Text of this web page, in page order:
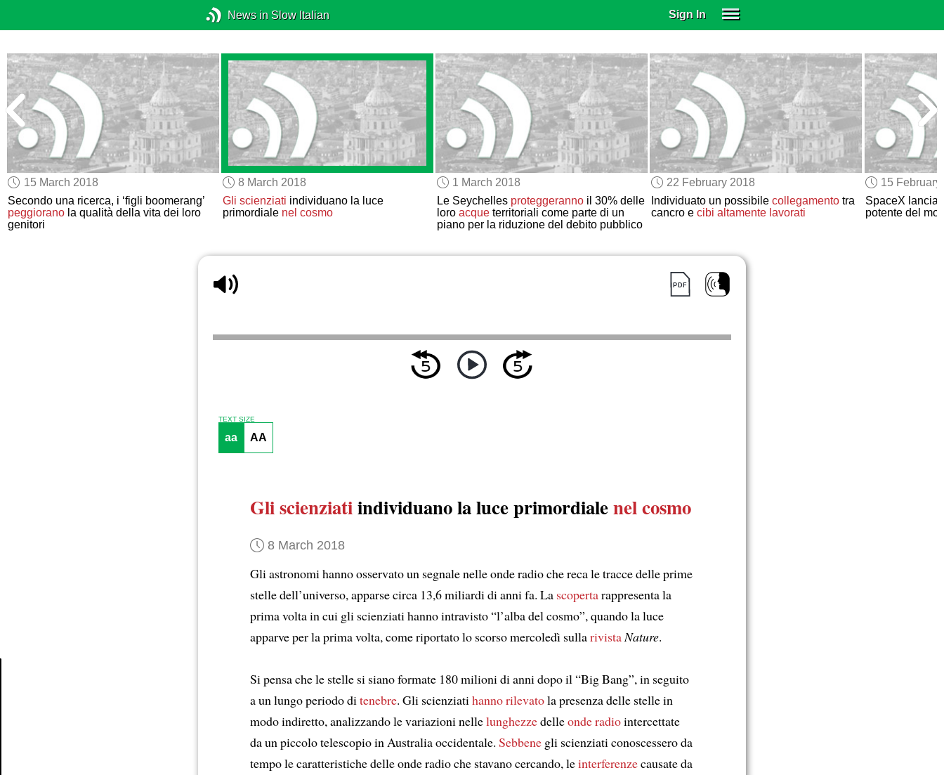
News in Slow Italian Sign In
SUBSCRIBE
EDUCATIONAL LICENSES
GIFT CARDS
OTHER LANGUAGES
ABOUT US
ALEXA
ADJUST COLORS
15 March 2018
Secondo una ricerca, i ‘figli boomerang’
peggiorano la qualità della vita dei loro
genitori
8 March 2018
Gli scienziati individuano la luce
primordiale nel cosmo
1 March 2018
Le Seychelles proteggerannoil 30% delle
loro acqueterritoriali come parte di un
piano per la riduzione del debito pubblico
22 February 2018
Individuato un possibile collegamentotra
cancro e cibi altamente lavorati
15
SpaceX lancia
potente del
TEXT SIZE
aa AA
Gli scienziatiindividuano la luce primordialenel cosmo
8 March 2018
Gli astronomi hanno osservato un segnale nelle onde radio che reca le tracce delle prime
stelle dell’universo, apparse circa 13,6 miliardi di anni fa. La scopertarappresenta la
prima volta in cui gli scienziati hanno intravisto “l’alba del cosmo”, quando la luce
apparve per la prima volta, come riportato lo scorso mercoledì sullarivistaNature.
Si pensa che le stelle si siano formate 180 milioni di anni dopo il “Big Bang”, in seguito
a un lungo periodo ditenebre. Gli scienziatihanno rilevatola presenza delle stelle in
modo indiretto, analizzando le variazioni nellelunghezzedelleonde radiointercettate
da un piccolo telescopio in Australia occidentale. Sebbene gli scienziati conoscessero da
tempo le caratteristiche delle onde radio che stavano cercando, leinterferenzecausate da